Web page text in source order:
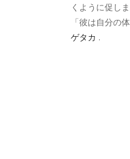
くように促し
「彼は自分の
ゲタカ .